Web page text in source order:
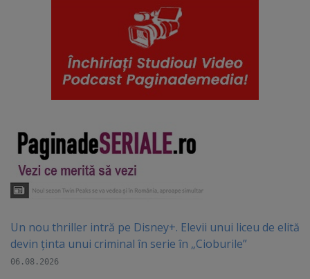
Un nou thriller intră pe Disney+. Elevii unui liceu de elită
devin ținta unui criminal în serie în „Cioburile”
06.08.2026